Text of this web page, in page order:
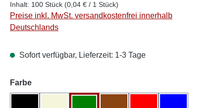
Inhalt: 100 Stück (0,04 € / 1 Stück)
Preise inkl. MwSt. versandkostenfrei innerhalb
Deutschlands
Sofort verfügbar, Lieferzeit: 1-3 Tage
Farbeauswählen